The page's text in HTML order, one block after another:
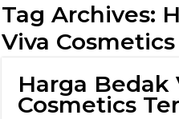
Tag Archives:
Viva
Harga Bedak
Cosmetics